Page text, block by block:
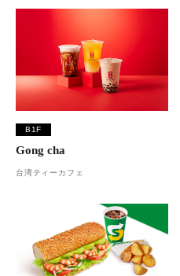
B1F
Gong cha
台湾ティーカフェ